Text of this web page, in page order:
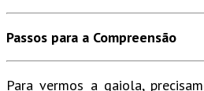
Passos para a Compreensão
Para vermos a gaiola,